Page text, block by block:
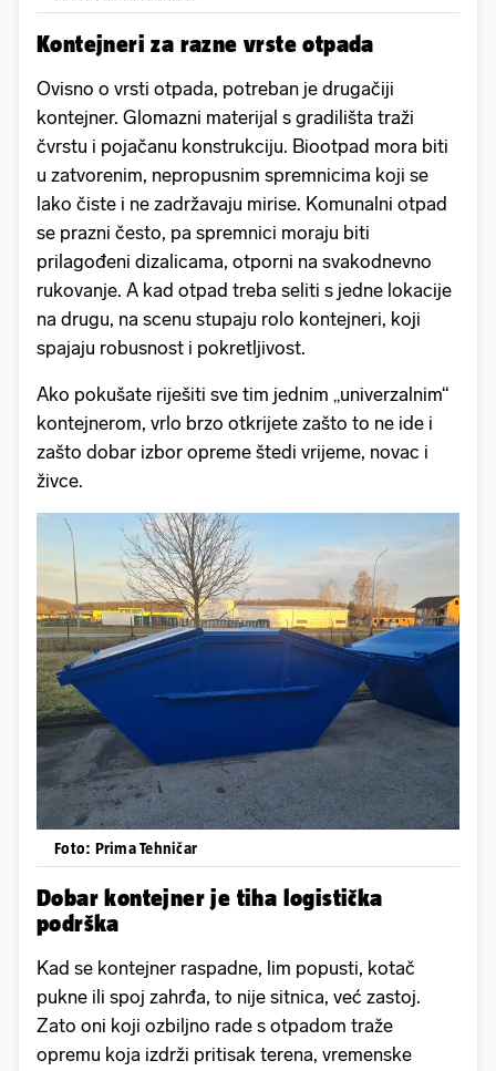
Kontejneri za razne vrste otpada
Ovisno o vrsti otpada, potreban je drugačiji
kontejner. Glomazni materijal s gradilišta traži
čvrstu i pojačanu konstrukciju. Biootpad mora biti
u zatvorenim, nepropusnim spremnicima koji se
lako čiste i ne zadržavaju mirise. Komunalni otpad
se prazni često, pa spremnici moraju biti
prilagođeni dizalicama, otporni na svakodnevno
rukovanje. A kad otpad treba seliti s jedne lokacije
na drugu, na scenu stupaju rolo kontejneri, koji
spajaju robusnost i pokretljivost.
Ako pokušate riješiti sve tim jednim „univerzalnim“
kontejnerom, vrlo brzo otkrijete zašto to ne ide i
zašto dobar izbor opreme štedi vrijeme, novac i
živce.
Foto: Prima Tehničar
Dobar kontejner je tiha logistička
podrška
Kad se kontejner raspadne, lim popusti, kotač
pukne ili spoj zahrđa, to nije sitnica, već zastoj.
Zato oni koji ozbiljno rade s otpadom traže
opremu koja izdrži pritisak terena, vremenske